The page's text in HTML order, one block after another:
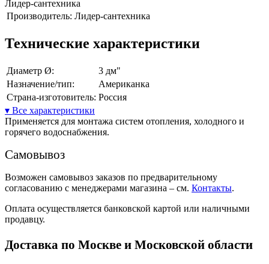
Лидер-сантехника
Производитель: Лидер-сантехника
Технические характеристики
Диаметр Ø:
3 дм"
Назначение/тип:
Американка
Страна-изготовитель: Россия
▾ Все характеристики
Применяется для монтажа систем отопления, холодного и
горячего водоснабжения.
Самовывоз
Возможен самовывоз заказов по предварительному
согласованию с менеджерами магазина – см. Контакты.
Оплата осуществляется банковской картой или наличными
продавцу.
Доставка по Москве и Московской области